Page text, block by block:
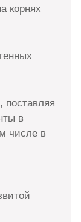
корнях
поставляя
в
числе в